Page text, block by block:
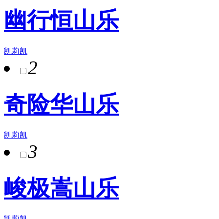
幽行恒山乐
凯莉凯
2
奇险华山乐
凯莉凯
3
峻极嵩山乐